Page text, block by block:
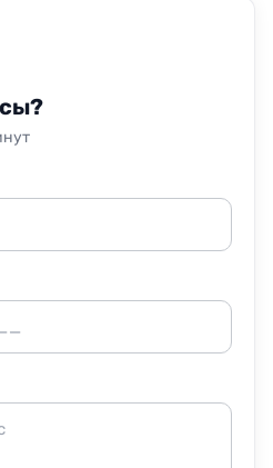
питомцами.
необязательно — вы можете
на объекте по желанию.
освободить проходы от
доступ к воде и